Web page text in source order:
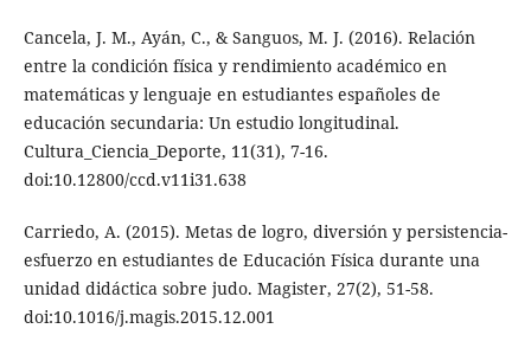
Cancela, J. M., Ayán, C., & Sanguos, M. J. (2016). Relación
entre la condición física y rendimiento académico en
matemáticas y lenguaje en estudiantes españoles de
educación secundaria: Un estudio longitudinal.
Cultura_Ciencia_Deporte, 11(31), 7-16.
doi:10.12800/ccd.v11i31.638
Carriedo, A. (2015). Metas de logro, diversión y persistencia-
esfuerzo en estudiantes de Educación Física durante una
unidad didáctica sobre judo. Magister, 27(2), 51-58.
doi:10.1016/j.magis.2015.12.001